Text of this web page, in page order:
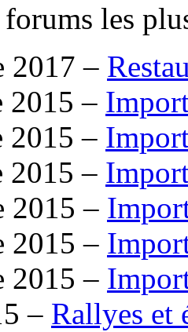
forums les
2017 –
2015 –
2015 –
2015 –
2015 –
2015 –
2015 –
– Rallyes et